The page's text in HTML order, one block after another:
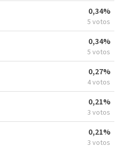
0,34%
5 votos
0,34%
5 votos
0,27%
4 votos
0,21%
3 votos
0,21%
3 votos